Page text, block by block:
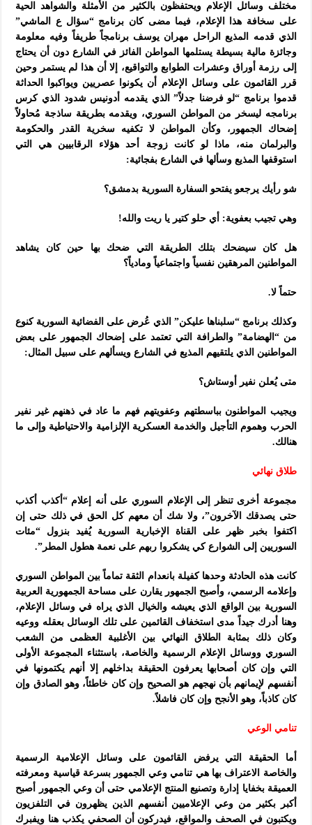
مختلف وسائل الإعلام ويحتفظون بالكثير من الأمثلة والشواهد الحية
على سخافة هذا الإعلام، فيما مضى كان برنامج “سؤال ع الماشي”
الذي قدمه المذيع الراحل مهران يوسف برنامجاً طريفاً وفيه معلومة
وجائزة مالية بسيطة يستلمها المواطن الفائز في الشارع دون أن يحتاج
إلى رزمة أوراق وعشرات الطوابع والتواقيع، إلا أن هذا لم يستمر وحين
قرر القائمون على وسائل الإعلام أن يكونوا عصريين ويواكبوا الحداثة
قدموا برنامج “لو فرضنا جدلاً” الذي يقدمه أدونيس شدود الذي كرس
برنامجه ليسخر من المواطن السوري، ويقدمه بطريقة ساذجة مُحاولاً
إضحاك
الجمهور، وكأن المواطن لا تكفيه سخرية القدر والحكومة
والبرلمان منه، ماذا لو كانت زوجة أحد هؤلاء الرقابيين هي التي
استوقفها المذيع وسألها في الشارع بفجائية:
شو رأيك يرجعو يفتحو السفارة السورية بدمشق؟
وهي تجيب بعفوية: أي حلو كتير يا ريت والله!
هل كان سيضحك بتلك الطريقة التي ضحك بها حين كان يشاهد
المواطنين المرهقين نفسياً واجتماعياً ومادياً؟
حتماً لا.
وكذلك برنامج “سلبناها عليكن” الذي عُرض على الفضائية السورية كنوع
من “الهضامة” والطرافة التي تعتمد على إضحاك الجمهور على بعض
المواطنين الذي يلتقيهم المذيع في الشارع ويسألهم على سبيل المثال:
متى يُعلن نفير أوستاش؟
ويجيب المواطنون بباسطتهم وعفويتهم فهم ما عاد في ذهنهم غير نفير
الحرب وهموم التأجيل والخدمة العسكرية الإلزامية والاحتياطية وإلى ما
هنالك.
طلاق نهائي
مجموعة أخرى تنظر إلى الإعلام السوري على أنه إعلام “أكذب أكذب
حتى يصدقك الآخرون”، ولا شك أن معهم كل الحق في ذلك حتى إن
اكتفوا بخبر ظهر على القناة الإخبارية السورية يُفيد بنزول “مئات
السوريين إلى الشوارع كي يشكروا ربهم على نعمة هطول المطر”.
كانت هذه الحادثة وحدها كفيلة بانعدام الثقة تماماً بين المواطن السوري
وإعلامه الرسمي، وأصبح الجمهور يقارن على مساحة الجمهورية العربية
السورية بين الواقع الذي يعيشه والخيال الذي يراه في وسائل الإعلام،
وهنا أدرك جيداً مدى استخفاف القائمين على تلك الوسائل بعقله ووعيه
وكان ذلك بمثابة الطلاق النهائي بين الأغلبية العظمى من الشعب
السوري ووسائل الإعلام الرسمية والخاصة، باستثناء المجموعة الأولى
التي وإن كان أصحابها يعرفون الحقيقة بداخلهم إلا أنهم يكتمونها في
أنفسهم لإيمانهم بأن نهجهم هو الصحيح وإن كان خاطئاً، وهو الصادق وإن
كان كاذباً، وهو الأنجح وإن كان فاشلاً.
تنامي الوعي
أما الحقيقة التي يرفض القائمون على وسائل الإعلامية الرسمية
والخاصة الاعتراف بها هي تنامي وعي الجمهور بسرعة قياسية ومعرفته
العميقة بخفايا إدارة وتصنيع المنتج الإعلامي حتى أن وعي الجمهور أصبح
أكبر بكثير من وعي الإعلاميين أنفسهم الذين يظهرون في التلفزيون
ويكتبون في الصحف والمواقع، فيدركون أن الصحفي يكذب هنا ويفبرك